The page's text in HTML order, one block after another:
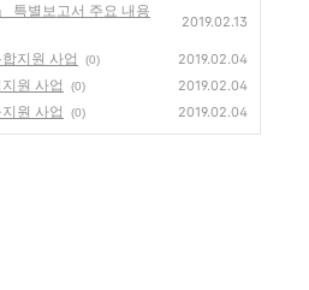
특별보고서 주요 내용
2019.02.13
지원 사업 (0) 2019.02.04
원 사업 (0) 2019.02.04
원 사업 (0) 2019.02.04